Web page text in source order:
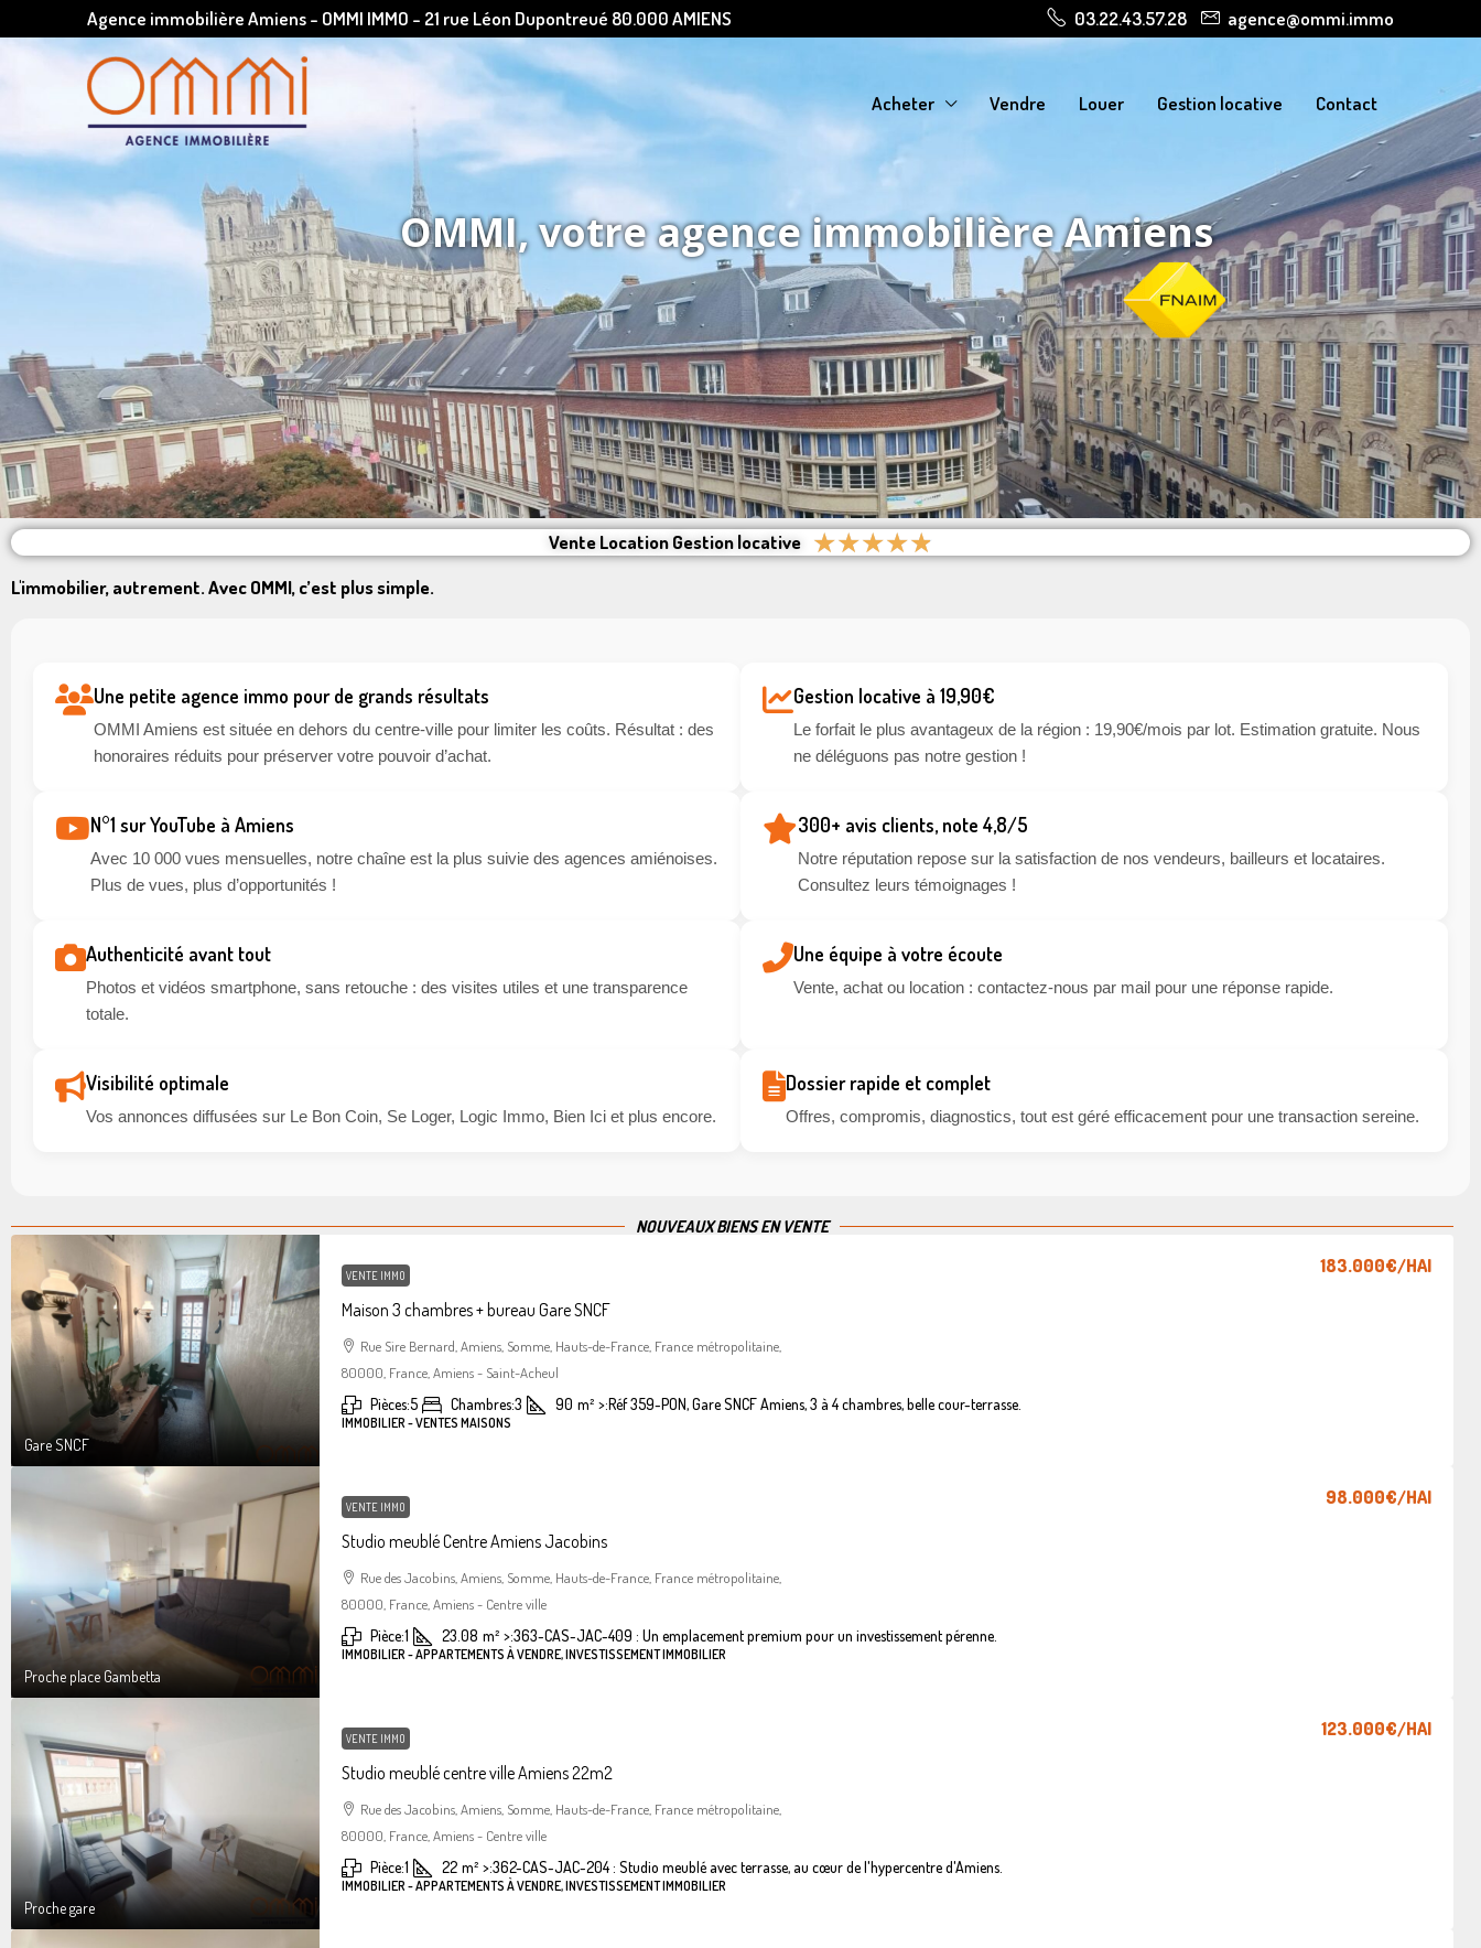
Agence immobilière Amiens - OMMI IMMO - 21 rue Léon Dupontreué 80.000 AMIENS 03.22.43.57.28 agence@ommi.immo
Acheter Vendre Louer Gestion locative Contact
OMMI, votre agence immobilière Amiens
Vente Location Gestion locative ★★★★★
L'immobilier, autrement. Avec OMMI, c’est plus simple.
Une petite agence immo pour de grands résultats
OMMI Amiens est située en dehors du centre-ville pour limiter les coûts. Résultat : des
honoraires réduits pour préserver votre pouvoir d’achat.
Gestion locative à 19,90€
Le forfait le plus avantageux de la région : 19,90€/mois par lot. Estimation gratuite. Nous
ne déléguons pas notre gestion !
N°1 sur YouTube à Amiens
Avec 10 000 vues mensuelles, notre chaîne est la plus suivie des agences amiénoises.
Plus de vues, plus d’opportunités !
300+ avis clients, note 4,8/5
Notre réputation repose sur la satisfaction de nos vendeurs, bailleurs et locataires.
Consultez leurs témoignages !
Authenticité avant tout
Photos et vidéos smartphone, sans retouche : des visites utiles et une transparence
totale.
Une équipe à votre écoute
Vente, achat ou location : contactez-nous par mail pour une réponse rapide.
Visibilité optimale
Vos annonces diffusées sur Le Bon Coin, Se Loger, Logic Immo, Bien Ici et plus encore.
Dossier rapide et complet
Offres, compromis, diagnostics, tout est géré efficacement pour une transaction sereine.
NOUVEAUX BIENS EN VENTE
Gare SNCF
VENTE IMMO
Maison 3 chambres + bureau Gare SNCF
183.000€/HAI
Rue Sire Bernard, Amiens, Somme, Hauts-de-France, France métropolitaine,
80000, France, Amiens - Saint-Acheul
Pièces:5 Chambres:3 90 m² >:Réf 359-PON, Gare SNCF Amiens, 3 à 4 chambres, belle cour-terrasse.
IMMOBILIER - VENTES MAISONS
Proche place Gambetta
VENTE IMMO
Studio meublé Centre Amiens Jacobins
98.000€/HAI
Rue des Jacobins, Amiens, Somme, Hauts-de-France, France métropolitaine,
80000, France, Amiens - Centre ville
Pièce:1 23.08 m² >:363-CAS-JAC-409 : Un emplacement premium pour un investissement pérenne.
IMMOBILIER - APPARTEMENTS À VENDRE, INVESTISSEMENT IMMOBILIER
Proche gare
VENTE IMMO
Studio meublé centre ville Amiens 22m2
123.000€/HAI
Rue des Jacobins, Amiens, Somme, Hauts-de-France, France métropolitaine,
80000, France, Amiens - Centre ville
Pièce:1 22 m² >:362-CAS-JAC-204 : Studio meublé avec terrasse, au cœur de l'hypercentre d'Amiens.
IMMOBILIER - APPARTEMENTS À VENDRE, INVESTISSEMENT IMMOBILIER